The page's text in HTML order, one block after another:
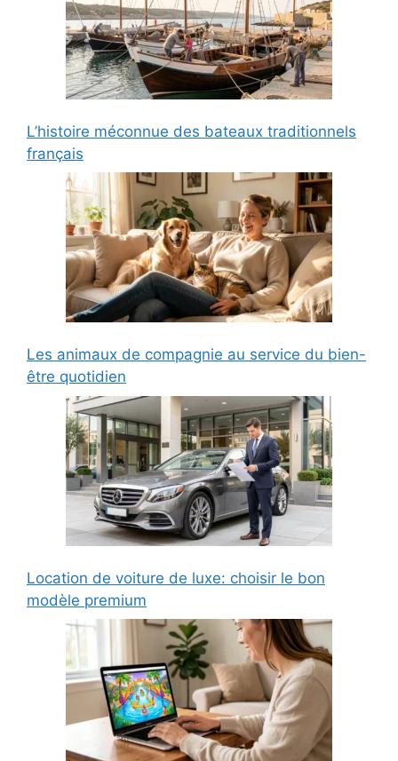
L’histoire méconnue des bateaux traditionnels
français
Les animaux de compagnie au service du bien-
être quotidien
Location de voiture de luxe: choisir le bon
modèle premium